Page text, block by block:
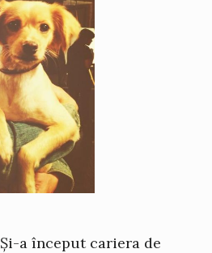
Și-a început cariera de